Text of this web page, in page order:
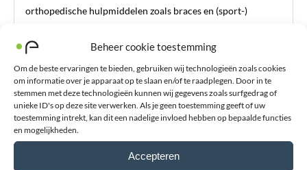
Beheer cookie toestemming
Om de beste ervaringen te bieden, gebruiken wij technologieën zoals cookies
om informatie over je apparaat op te slaan en/of te raadplegen. Door in te
stemmen met deze technologieën kunnen wij gegevens zoals surfgedrag of
unieke ID's op deze site verwerken. Als je geen toestemming geeft of uw
toestemming intrekt, kan dit een nadelige invloed hebben op bepaalde functies
en mogelijkheden.
Accepteren
orthopedische hulpmiddelen zoals braces en (sport-)